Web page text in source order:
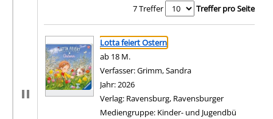
7 Treffer
Treffer pro Seite
Suchergebnis
Zu den Suchfiltern springen
Lotta feiert Ostern
ab 18 M.
Verfasser:Grimm, Sandra
Jahr:2026
Verlag: Ravensburg, Ravensburger
Mediengruppe: Kinder- und Jugendbü